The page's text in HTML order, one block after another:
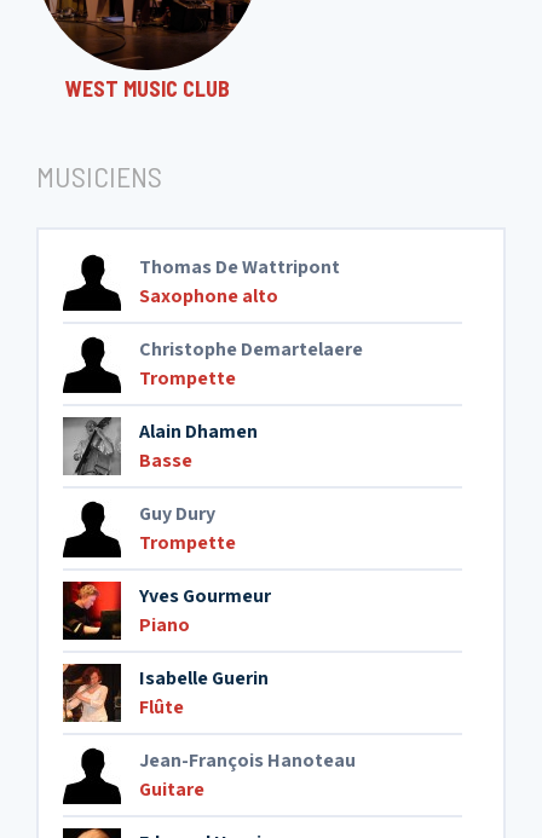
3. Isfahan
5. And that ain't bad
6. Body and soul
7. Nostalgia in Times Square
8. Mountain dance
9. Sonnymoon for two
10. Sax no end
WEST MUSIC CLUB
MUSICIENS
Thomas De Wattripont
Saxophone alto
Christophe Demartelaere
Trompette
Alain Dhamen
Basse
Guy Dury
Trompette
Yves Gourmeur
Piano
Isabelle Guerin
Flûte
Jean-François Hanoteau
Guitare